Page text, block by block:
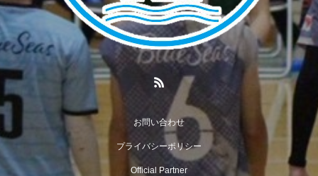
お問い合わせ
プライバシーポリシー
Official Partner